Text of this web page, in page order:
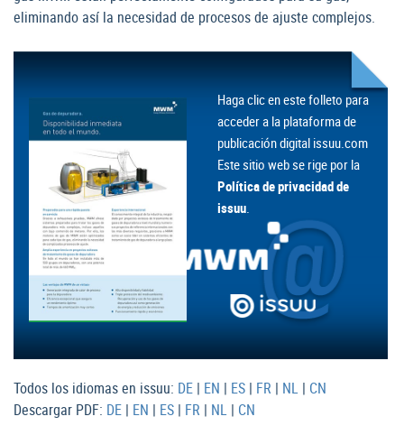
eliminando así la necesidad de procesos de ajuste complejos.
Haga clic en este folleto para
acceder a la plataforma de
publicación digital issuu.com
Este sitio web se rige por la
Política de privacidad de
issuu.
Todos los idiomas en issuu: DE | EN | ES | FR | NL | CN
Descargar PDF: DE | EN | ES | FR | NL | CN